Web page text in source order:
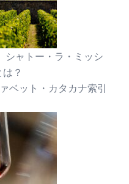
ャトー・ラ・ミッシ
？
ベット・カタカナ索引